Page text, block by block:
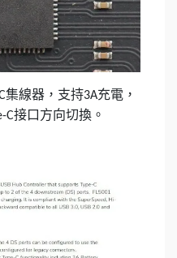
集線器，支持3A充電，
C接口方向切換。